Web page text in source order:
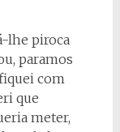
lhe piroca
paramos
com
que
meter,